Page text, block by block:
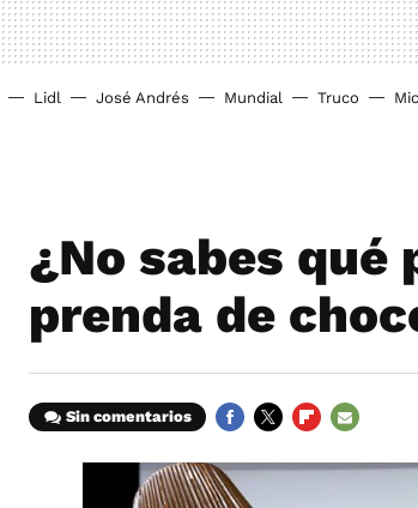
Lidl José Andrés Mundial Truco
¿No sabes qué
prenda de
Sin comentarios
MAIL